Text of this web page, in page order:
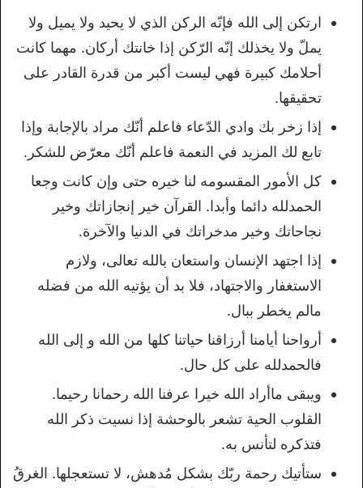
ارتكن إلى الله فإنّه الركن الذي لا يحيد ولا يميل ولا
يملّ ولا يخذلك إنّه الرّكن إذا خانتك أركان. مهما كانت
أحلامك كبيرة فهي ليست أكبر من قدرة القادر على
تحقيقها.
إذا زخر بك وادي الدّعاء فاعلم أنّك مراد بالإجابة وإذا
تابع لك المزيد في النعمة فاعلم أنّك معرّض للشكر.
كل الأمور المقسومه لنا خيره حتى وإن كانت وجعا
الحمدلله دائما وأبدا. القرآن خير إنجازاتك وخير
نجاحاتك وخير مدخراتك في الدنيا والآخرة.
إذا اجتهد الإنسان واستعان بالله تعالى، ولازم
الاستغفار والاجتهاد، فلا بد أن يؤتيه الله من فضله
مالم يخطر ببال.
أرواحنا أيامنا أرزاقنا حياتنا كلها من الله و إلى الله
فالحمدلله على كل حال.
ويبقى ماأراد الله خيرا عرفنا الله رحمانا رحيما.
القلوب الحية تشعر بالوحشة إذا نسيت ذكر الله
فتذكره لتأنس به.
ستأتيك رحمة ربّك بشكل مُدهش، لا تستعجلها. الغرقُ